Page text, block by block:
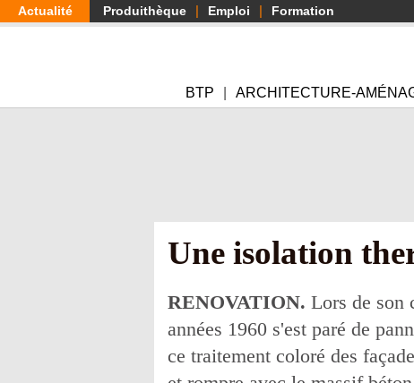
Aller
au
Actualité Produithèque Emploi Formation
BTP ARCHITECTURE-
Une isolation
RENOVATION. Lors de son
années 1960 s'est paré de
ce traitement coloré des